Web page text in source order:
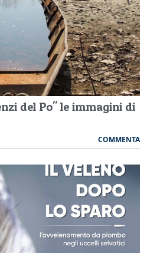
del Po" le immagini di
COMMENTA